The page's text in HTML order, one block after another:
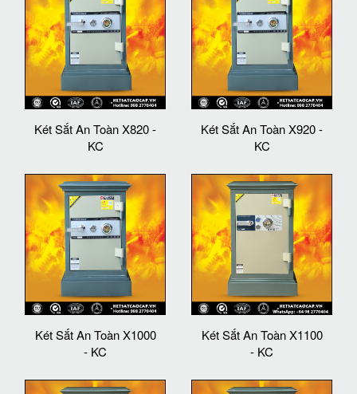
Két Sắt An Toàn X820 -
KC
Két Sắt An Toàn X920 -
KC
Két Sắt An Toàn X1000
- KC
Két Sắt An Toàn X1100
- KC